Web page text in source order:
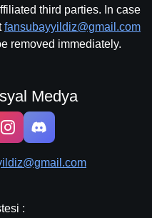
third parties. In case
fansubayyildiz@gmail.com
removed immediately.
Medya
: